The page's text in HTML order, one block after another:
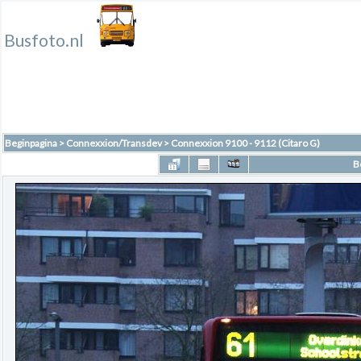
Busfoto.nl
Beginpagina > Connexxion/Transdev> Connexxion 9100 - 9112 (Citaro G)